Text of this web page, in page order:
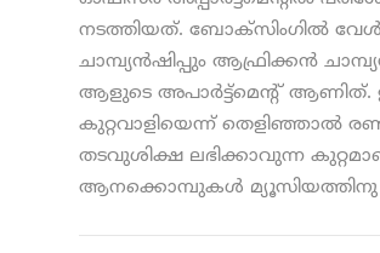
നടത്തിയത്. ബോക്സിംഗിൽ
ചാമ്പ്യൻഷിപ്പും ആഫ്രിക്കൻ
ആളുടെ അപാർട്ട്മെന്റ് ആണിത്.
കുറ്റവാളിയെന്ന് തെളിഞ്ഞാൽ
തടവുശിക്ഷ ലഭിക്കാവുന്ന
ആനക്കൊമ്പുകൾ മ്യൂസിയത്തിനു